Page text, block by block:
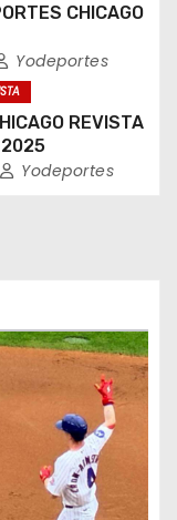
CHICAGO
Yodeportes
REVISTA
2025
Yodeportes